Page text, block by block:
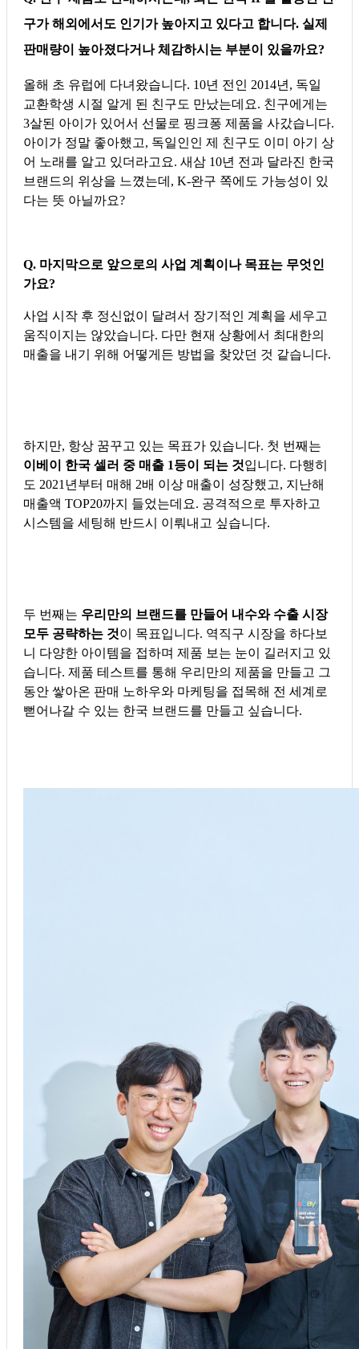
구가 해외에서도 인기가 높아지고 있다고 합니다. 실제
판매량이 높아졌다거나 체감하시는 부분이 있을까요?
올해 초 유럽에 다녀왔습니다. 10년 전인 2014년, 독일
교환학생 시절 알게 된 친구도 만났는데요. 친구에게는
3살된 아이가 있어서 선물로 핑크퐁 제품을 사갔습니다.
아이가 정말 좋아했고, 독일인인 제 친구도 이미 아기 상
어 노래를 알고 있더라고요. 새삼 10년 전과 달라진 한국
브랜드의 위상을 느꼈는데, K-완구 쪽에도 가능성이 있
다는 뜻 아닐까요?
Q. 마지막으로 앞으로의 사업 계획이나 목표는 무엇인
가요?
사업 시작 후 정신없이 달려서 장기적인 계획을 세우고
움직이지는 않았습니다. 다만 현재 상황에서 최대한의
매출을 내기 위해 어떻게든 방법을 찾았던 것 같습니다.
하지만, 항상 꿈꾸고 있는 목표가 있습니다. 첫 번째는
이베이 한국 셀러 중 매출 1등이 되는 것입니다. 다행히
도 2021년부터 매해 2배 이상 매출이 성장했고, 지난해
매출액 TOP20까지 들었는데요. 공격적으로 투자하고
시스템을 세팅해 반드시 이뤄내고 싶습니다.
두 번째는 우리만의 브랜드를 만들어 내수와 수출 시장
모두 공략하는 것이 목표입니다. 역직구 시장을 하다보
니 다양한 아이템을 접하며 제품 보는 눈이 길러지고 있
습니다. 제품 테스트를 통해 우리만의 제품을 만들고 그
동안 쌓아온 판매 노하우와 마케팅을 접목해 전 세계로
뻗어나갈 수 있는 한국 브랜드를 만들고 싶습니다.